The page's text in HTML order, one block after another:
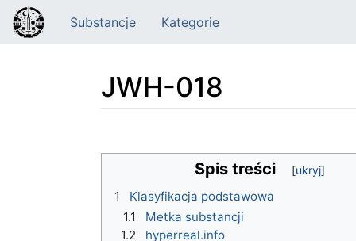
Substancje Kategorie
JWH-018
Spis treści
1
Klasyfikacja podstawowa
1.1
Metka substancji
1.2
hyperreal.info